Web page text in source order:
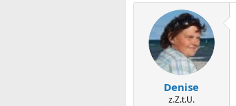
Denise
z.Z.t.U.